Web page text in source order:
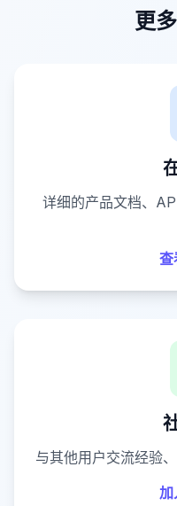
更
详细的产品文档、
查
与其他用户交流经验
加